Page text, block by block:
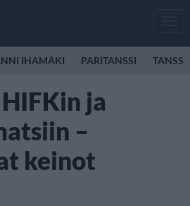
IHAMÄKI PARITANSSI TANSSI
ja
–
keinot